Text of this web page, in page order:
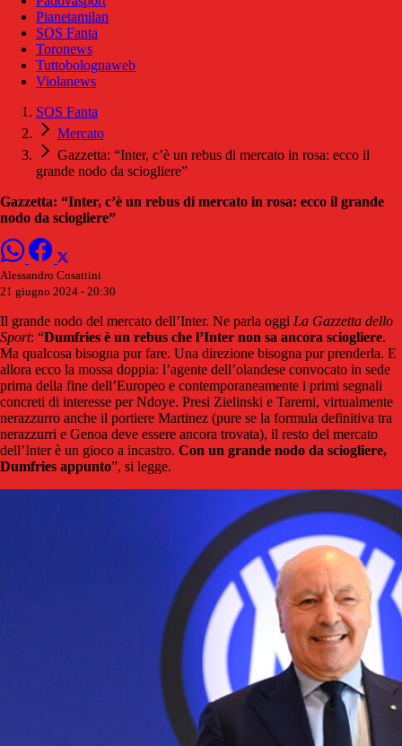
Pianetamilan
SOS Fanta
Toronews
Tuttobolognaweb
Violanews
SOS Fanta
Mercato
Gazzetta: “Inter, c’è un rebus di mercato in rosa: ecco il
grande nodo da sciogliere”
Gazzetta: “Inter, c’è un rebus di mercato in rosa: ecco il grande
nodo da sciogliere”
Alessandro Cosattini
21 giugno 2024 - 20:30
Il grande nodo del mercato dell’Inter. Ne parla oggi La Gazzetta dello
Sport: “Dumfries è un rebus che l’Inter non sa ancora sciogliere.
Ma qualcosa bisogna pur fare. Una direzione bisogna pur prenderla. E
allora ecco la mossa doppia: l’agente dell’olandese convocato in sede
prima della fine dell’Europeo e contemporaneamente i primi segnali
concreti di interesse per Ndoye. Presi Zielinski e Taremi, virtualmente
nerazzurro anche il portiere Martinez (pure se la formula definitiva tra
nerazzurri e Genoa deve essere ancora trovata), il resto del mercato
dell’Inter è un gioco a incastro. Con un grande nodo da sciogliere,
Dumfries appunto”, si legge.